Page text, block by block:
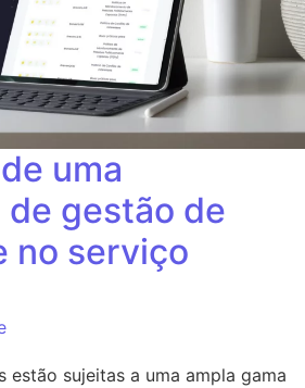
uma
gestão de
no serviço
estão sujeitas a uma ampla gama